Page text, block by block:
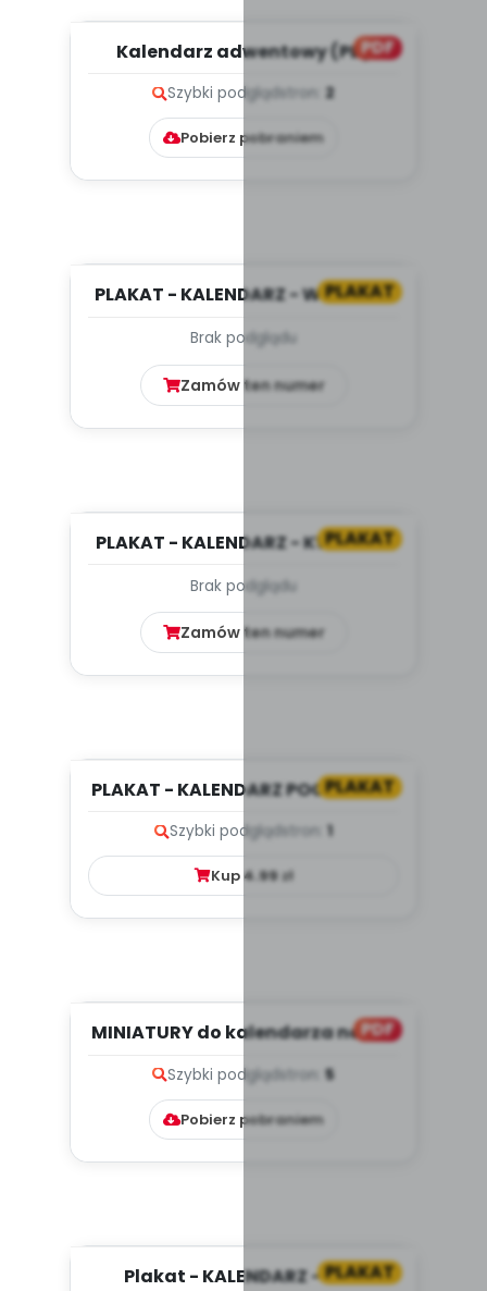
PDF
Kalendarz adwentowy (PD)
Szybki podgląd stron: 2
Pobierz pobraniem
PLAKAT
PLAKAT - KALENDARZ - WRZESIEŃ
Brak podglądu
Zamów ten numer
PLAKAT
PLAKAT - KALENDARZ - KWIECIEŃ
Brak podglądu
Zamów ten numer
PLAKAT
PLAKAT - KALENDARZ POGODOWY
Szybki podgląd stron: 1
Kup 4.99zł
PDF
MINIATURY do kalendarza na rok
Szybki podglądstron: 5
Pobierz pobraniem
PLAKAT
Plakat - KALENDARZ - MAJ